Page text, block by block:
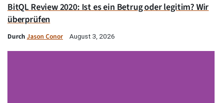
BitQL Review 2020: Ist es ein Betrug oder legitim? Wir
überprüfen
Durch Jason Conor August 3, 2026